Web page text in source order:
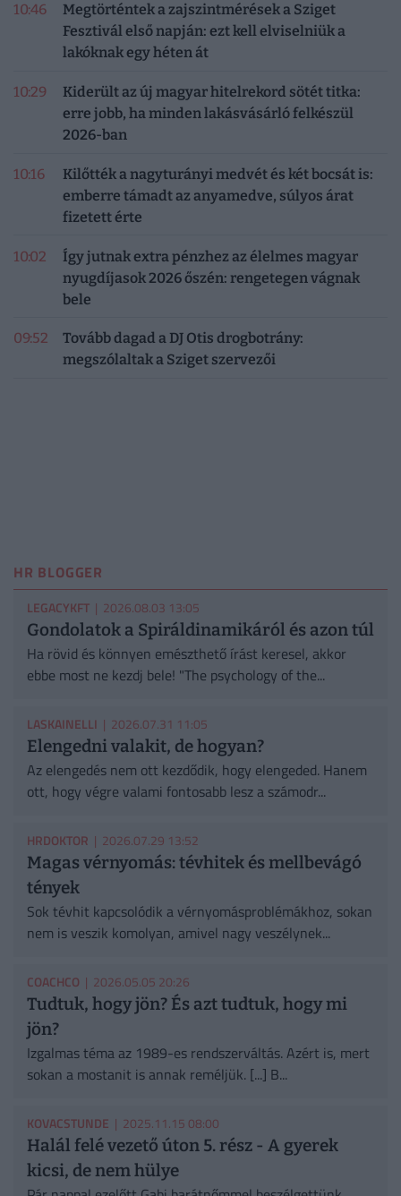
10:46
Megtörténtek a zajszintmérések a Sziget
Fesztivál első napján: ezt kell elviselniük a
lakóknak egy héten át
10:29
Kiderült az új magyar hitelrekord sötét titka:
erre jobb, ha minden lakásvásárló felkészül
2026-ban
10:16
Kilőtték a nagyturányi medvét és két bocsát is:
emberre támadt az anyamedve, súlyos árat
fizetett érte
10:02
Így jutnak extra pénzhez az élelmes magyar
nyugdíjasok 2026 őszén: rengetegen vágnak
bele
09:52
Tovább dagad a DJ Otis drogbotrány:
megszólaltak a Sziget szervezői
HR BLOGGER
LEGACYKFT | 2026.08.03 13:05
Gondolatok a Spiráldinamikáról és azon túl
Ha rövid és könnyen emészthető írást keresel, akkor
ebbe most ne kezdj bele! "The psychology of the...
LASKAINELLI | 2026.07.31 11:05
Elengedni valakit, de hogyan?
Az elengedés nem ott kezdődik, hogy elengeded. Hanem
ott, hogy végre valami fontosabb lesz a számodr...
HRDOKTOR | 2026.07.29 13:52
Magas vérnyomás: tévhitek és mellbevágó
tények
Sok tévhit kapcsolódik a vérnyomásproblémákhoz, sokan
nem is veszik komolyan, amivel nagy veszélynek...
COACHCO | 2026.05.05 20:26
Tudtuk, hogy jön? És azt tudtuk, hogy mi
jön?
Izgalmas téma az 1989-es rendszerváltás. Azért is, mert
sokan a mostanit is annak reméljük. [...] B...
KOVACSTUNDE | 2025.11.15 08:00
Halál felé vezető úton 5. rész - A gyerek
kicsi, de nem hülye